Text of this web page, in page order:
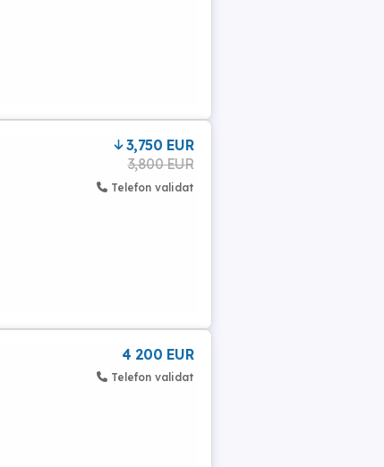
3,750 EUR
3,800 EUR
Telefon validat
4 200 EUR
Telefon validat